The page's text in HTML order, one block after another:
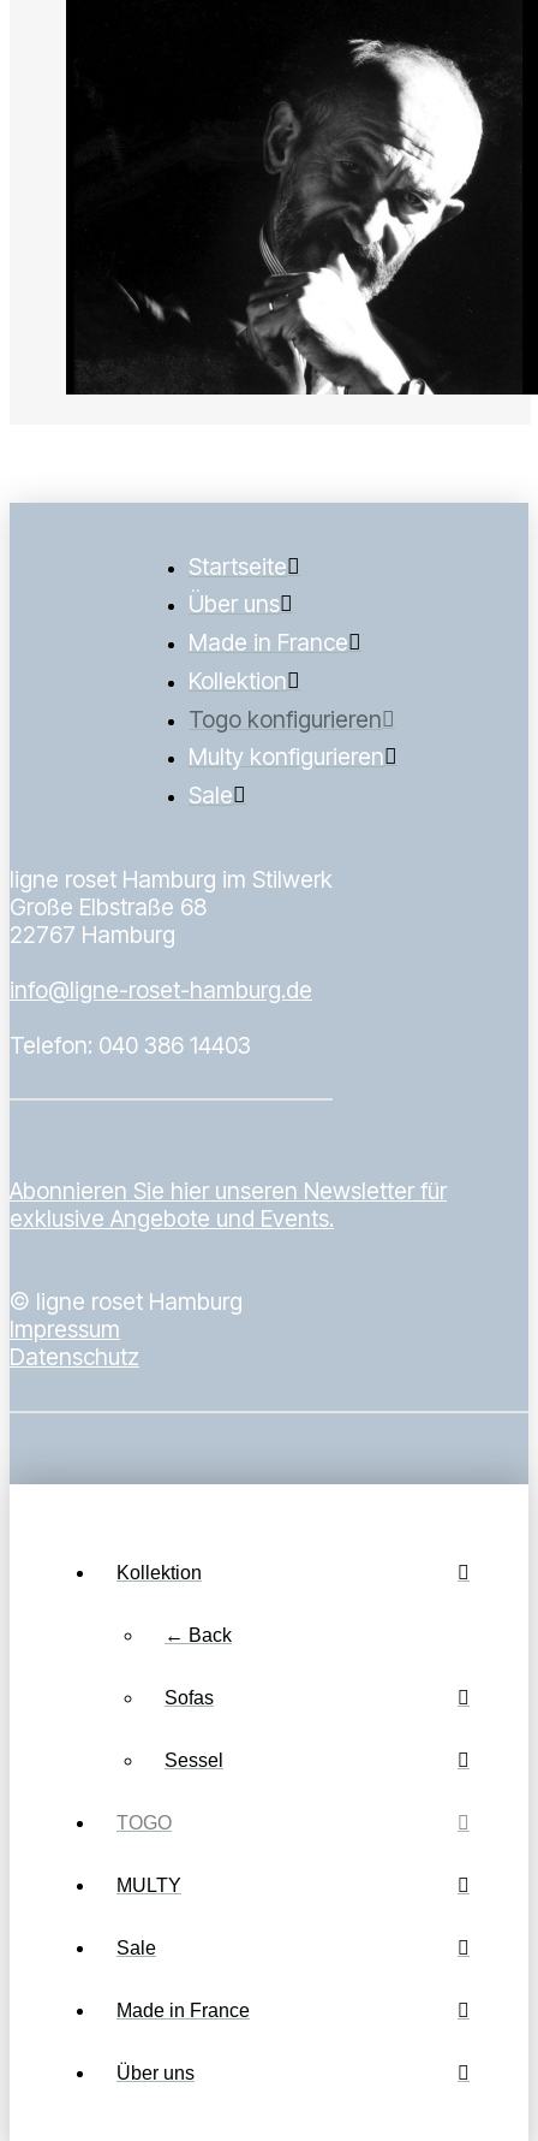
Startseite
Über uns
Made in France
Kollektion
Togo konfigurieren
Multy konfigurieren
Sale
ligne roset Hamburg im Stilwerk
Große Elbstraße 68
22767 Hamburg
info@ligne-roset-hamburg.de
Telefon: 040 386 14403
Abonnieren Sie hier unseren Newsletter für
exklusive Angebote und Events.
© ligne roset Hamburg
Impressum
Datenschutz
Kollektion
← Back
Sofas
Sessel
TOGO
MULTY
Sale
Made in France
Über uns